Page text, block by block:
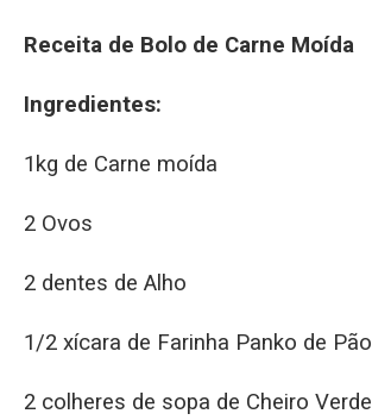
Receita de Bolo de Carne Moída
Ingredientes:
1kg de Carne moída
2 Ovos
2 dentes de Alho
1/2 xícara de Farinha Panko de Pão
2 colheres de sopa de Cheiro Verde